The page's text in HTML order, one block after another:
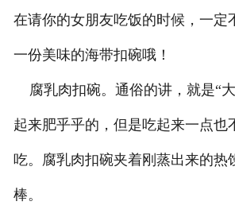
在请你的女朋友吃饭的时候，一定
一份美味的海带扣碗哦！
腐乳肉扣碗。通俗的讲，就是“
起来肥乎乎的，但是吃起来一点也
吃。腐乳肉扣碗夹着刚蒸出来的热
棒。